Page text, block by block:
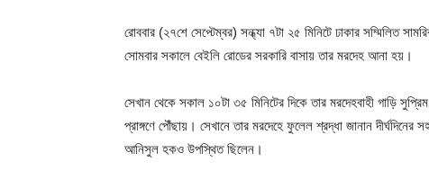
রোববার (২৭শে সেপ্টেম্বর) সন্ধ্যা ৭টা ২৫ মিনিটে ঢাকার সম্মিলিত
সোমবার সকালে বেইলি রোডের সরকারি বাসায় তার মরদেহ আনা হয়।
সেখান থেকে সকাল ১০টা ৩৫ মিনিটের দিকে তার মরদেহবাহী গাড়ি
প্রাঙ্গণে পৌঁছায়। সেখানে তার মরদেহে ফুলেল শ্রদ্ধা জানান
আনিসুল হকও উপস্থিত ছিলেন।